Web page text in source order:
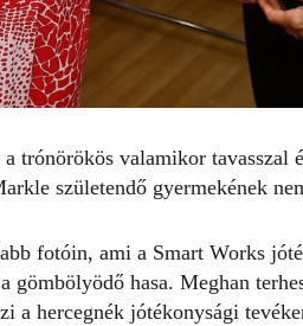
trónörökös valamikor tavasszal
születendő gyermekének
fotóin, ami a Smart Works
gömbölyödő hasa. Meghan
a hercegnék jótékonysági